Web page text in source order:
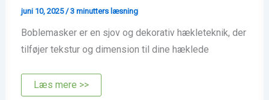
juni 10, 2025/3 minutters læsning
Boblemasker er en sjov og dekorativ hækleteknik, der
tilføjer tekstur og dimension til dine hæklede
Hvordan
hækler
Læs mere >>